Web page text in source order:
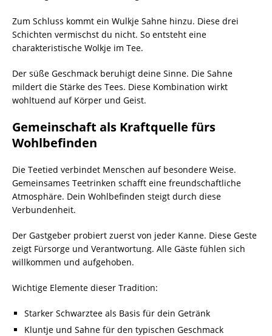
Zum Schluss kommt ein Wulkje Sahne hinzu. Diese drei
Schichten vermischst du nicht. So entsteht eine
charakteristische Wolkje im Tee.
Der süße Geschmack beruhigt deine Sinne. Die Sahne
mildert die Stärke des Tees. Diese Kombination wirkt
wohltuend auf Körper und Geist.
Gemeinschaft als Kraftquelle fürs
Wohlbefinden
Die Teetied verbindet Menschen auf besondere Weise.
Gemeinsames Teetrinken schafft eine freundschaftliche
Atmosphäre. Dein Wohlbefinden steigt durch diese
Verbundenheit.
Der Gastgeber probiert zuerst von jeder Kanne. Diese Geste
zeigt Fürsorge und Verantwortung. Alle Gäste fühlen sich
willkommen und aufgehoben.
Wichtige Elemente dieser Tradition:
Starker Schwarztee als Basis für dein Getränk
Kluntje und Sahne für den typischen Geschmack